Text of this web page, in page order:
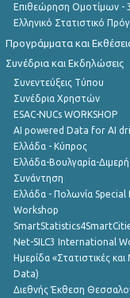
Επιθεώρηση Ομοτίμων -
Ελληνικό Στατιστικό
Προγράμματα και
Συνέδρια και Εκδηλώσεις
Συνεντεύξεις Τύπου
Συνέδρια Χρηστών
ESAC-NUCs WORKSHOP
AI powered Data for AI
Ελλάδα - Κύπρος
Ελλάδα-Βουλγαρία-
Συνάντηση
Ελλάδα - Πολωνία
Workshop
Net-SILC3 International
Ημερίδα «Στατιστικές
Data)
Διεθνής Έκθεση